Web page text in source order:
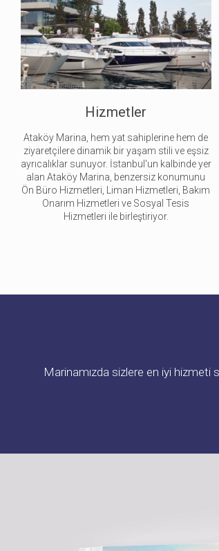
Hizmetler
Ataköy Marina, hem yat sahiplerine hem de
ziyaretçilere dinamik bir yaşam stili ve eşsiz
ayrıcalıklar sunuyor. İstanbul'un kalbinde yer
alan Ataköy Marina, benzersiz konumunu
Ön Büro Hizmetleri, Liman Hizmetleri, Bakım
Onarım Hizmetleri ve Sosyal Tesis
Hizmetleri ile birleştiriyor.
Marinamızda sizlere en iyi hizmeti